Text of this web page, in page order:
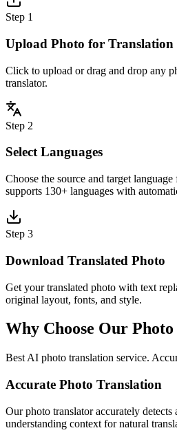
Step 1
Upload Photo for Translation
Click to upload or drag and drop any
translator.
Step 2
Select Languages
Choose the source and target
supports 130+ languages with
Step 3
Download Translated Photo
Get your translated photo with text
original layout, fonts, and style.
Why Choose Our
Best AI photo translation service.
Accurate Photo Translation
Our photo translator accurately detects
understanding context for natural